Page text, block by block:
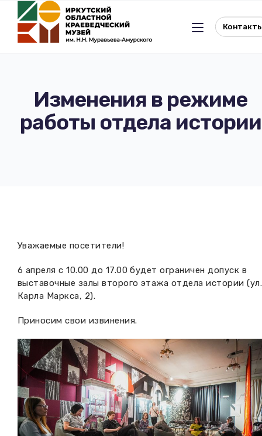
Льготное посещение музея
Виртуальный музей
Вакансии музея
Научные издания
Новости
Прейскурант
Окно в Азию
Ледокол Ангара
Научно-фондовый отдел
Мемориальный дом А.М. Тюрюмина
Музеи региона
Передвижные выставки
Отчетность
Профессиональные мероприятия
Изменения в режиме
работы отдела истории
Уважаемые посетители!
6 апреля с 10.00 до 17.00 будет ограничен допуск в
выставочные залы второго этажа отдела истории (ул.
Карла Маркса, 2).
Приносим свои извинения.